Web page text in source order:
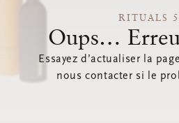
RITUALS
Oups…
Essayez d’actualiser la
nous contacter si le